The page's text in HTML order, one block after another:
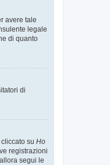
avere tale
legale
di quanto
di
su Ho
registrazioni
segui le